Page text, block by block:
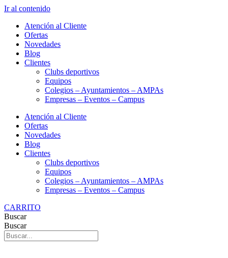
Ir al contenido
Atención al Cliente
Ofertas
Novedades
Blog
Clientes
Clubs deportivos
Equipos
Colegios – Ayuntamientos – AMPAs
Empresas – Eventos – Campus
Atención al Cliente
Ofertas
Novedades
Blog
Clientes
Clubs deportivos
Equipos
Colegios – Ayuntamientos – AMPAs
Empresas – Eventos – Campus
CARRITO
Buscar
Buscar